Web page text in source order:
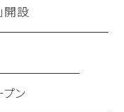
開設
ン